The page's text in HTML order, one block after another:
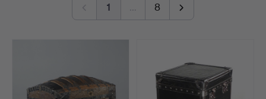
Auktionsbyrå
1 … 8